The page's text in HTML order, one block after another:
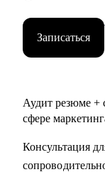
Записаться
Аудит резюме +
сфере
Консультация